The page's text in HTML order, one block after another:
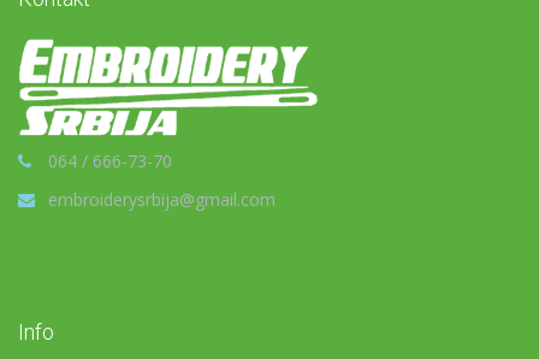
064 / 666-73-70
embroiderysrbija@gmail.com
Info